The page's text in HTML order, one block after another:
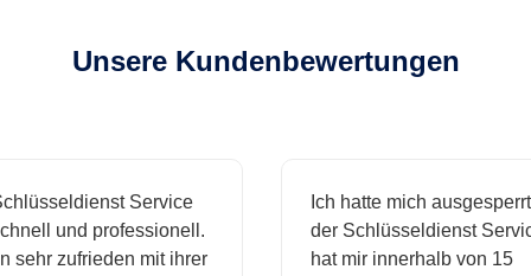
Unsere Kundenbewertungen
Service
und professionell.
sehr zufrieden mit ihrer
Ich hatte mich ausgesperrt
der Schlüsseldienst
hat mir innerhalb von 15